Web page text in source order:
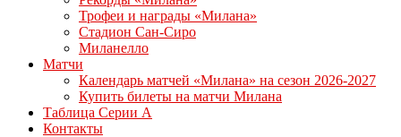
Трофеи и награды «Милана»
Стадион Сан-Сиро
Миланелло
Матчи
Календарь матчей «Милана» на сезон 2026-2027
Купить билеты на матчи Милана
Таблица Серии А
Контакты